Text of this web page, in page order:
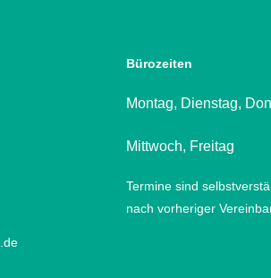
Bürozeiten
Montag, Dienstag,
Mittwoch, Freitag
Termine sind
nach vorheriger